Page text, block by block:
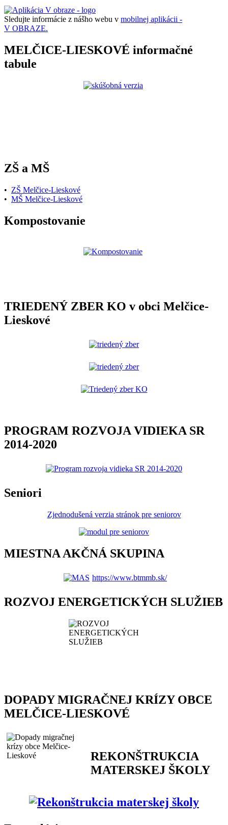
Sledujte informácie z nášho webu v mobilnej aplikácii -
V OBRAZE.
MELČICE-LIESKOVÉ informačné
tabule
ZŠ a MŠ
• ZŠ Melčice-Lieskové
• MŠ Melčice-Lieskové
Kompostovanie
TRIEDENÝ ZBER KO v obci Melčice-
Lieskové
PROGRAM ROZVOJA VIDIEKA SR
2014-2020
Seniori
Zjednodušená verzia stránok pre seniorov
MIESTNA AKČNÁ SKUPINA
https://www.btmmb.sk/
ROZVOJ ENERGETICKÝCH SLUŽIEB
DOPADY MIGRAČNEJ KRÍZY OBCE
MELČICE-LIESKOVÉ
REKONŠTRUKCIA
MATERSKEJ ŠKOLY